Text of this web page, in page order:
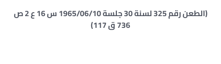
(الطعن رقم 325 لسنة 30 جلسة 1965/06/10 س 16 ع 2 ص
736 ق 117)